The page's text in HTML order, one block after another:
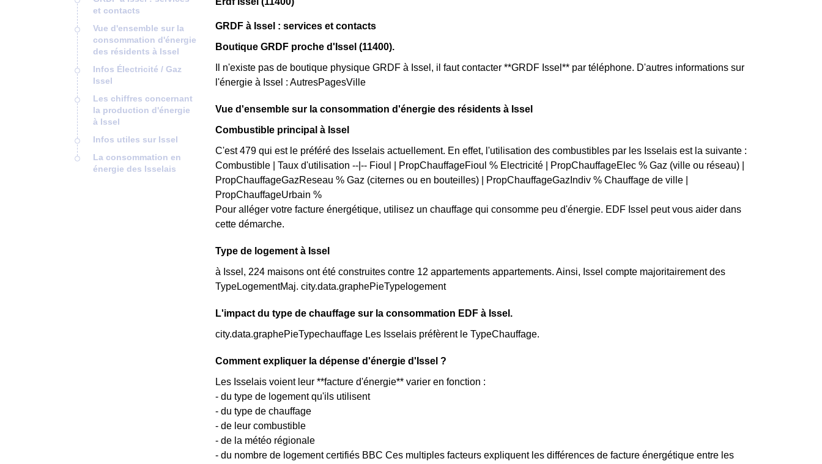
et contacts
Vue d'ensemble sur la
consommation d'énergie
des résidents à Issel
Infos Électricité / Gaz
Issel
Les chiffres concernant
la production d'énergie
à Issel
Infos utiles sur Issel
La consommation en
énergie des Isselais
GRDF à Issel : services et contacts
Boutique GRDF proche d'Issel (11400).
Il n'existe pas de boutique physique GRDF à Issel, il faut contacter **GRDF Issel** par téléphone. D'autres informations sur
l'énergie à Issel : AutresPagesVille
Vue d'ensemble sur la consommation d'énergie des résidents à Issel
Combustible principal à Issel
C'est 479 qui est le préféré des Isselais actuellement. En effet, l'utilisation des combustibles par les Isselais est la suivante :
Combustible | Taux d'utilisation --|-- Fioul | PropChauffageFioul % Electricité | PropChauffageElec % Gaz (ville ou réseau) |
PropChauffageGazReseau % Gaz (citernes ou en bouteilles) | PropChauffageGazIndiv % Chauffage de ville |
PropChauffageUrbain %
Pour alléger votre facture énergétique, utilisez un chauffage qui consomme peu d'énergie. EDF Issel peut vous aider dans
cette démarche.
Type de logement à Issel
à Issel, 224 maisons ont été construites contre 12 appartements appartements. Ainsi, Issel compte majoritairement des
TypeLogementMaj. city.data.graphePieTypelogement
L'impact du type de chauffage sur la consommation EDF à Issel.
city.data.graphePieTypechauffage Les Isselais préfèrent le TypeChauffage.
Comment expliquer la dépense d'énergie d'Issel ?
Les Isselais voient leur **facture d'énergie** varier en fonction :
- du type de logement qu'ils utilisent
- du type de chauffage
- de leur combustible
- de la météo régionale
- du nombre de logement certifiés BBC Ces multiples facteurs expliquent les différences de facture énergétique entre les